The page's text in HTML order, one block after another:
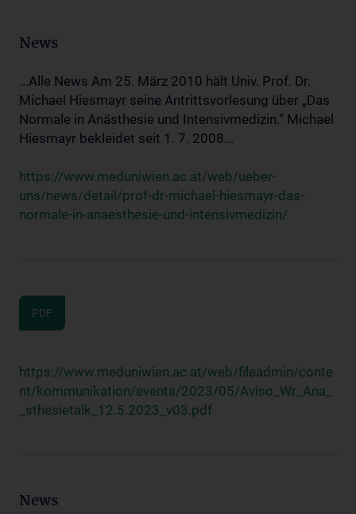
News
...Alle News Am 25. März 2010 hält Univ. Prof. Dr.
Michael Hiesmayr seine Antrittsvorlesung über „Das
Normale in Anästhesie und Intensivmedizin.“ Michael
Hiesmayr bekleidet seit 1. 7. 2008...
https://www.meduniwien.ac.at/web/ueber-
uns/news/detail/prof-dr-michael-hiesmayr-das-
normale-in-anaesthesie-und-intensivmedizin/
PDF
https://www.meduniwien.ac.at/web/fileadmin/conte
nt/kommunikation/events/2023/05/Aviso_Wr_Ana_
_sthesietalk_12.5.2023_v03.pdf
News